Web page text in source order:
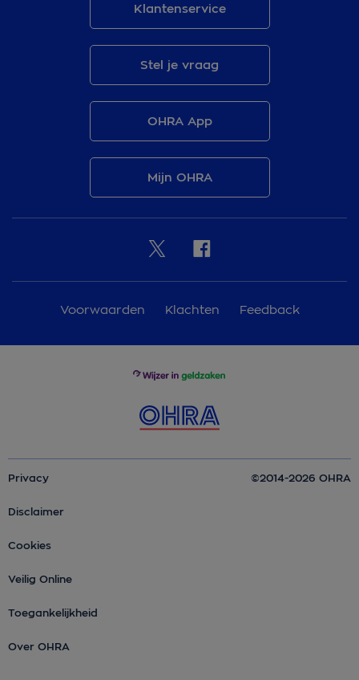
Klantenservice
Stel je vraag
OHRA App
Mijn OHRA
Voorwaarden Klachten Feedback
Privacy
Disclaimer
Cookies
Veilig Online
Toegankelijkheid
Over OHRA
©2014-2026 OHRA